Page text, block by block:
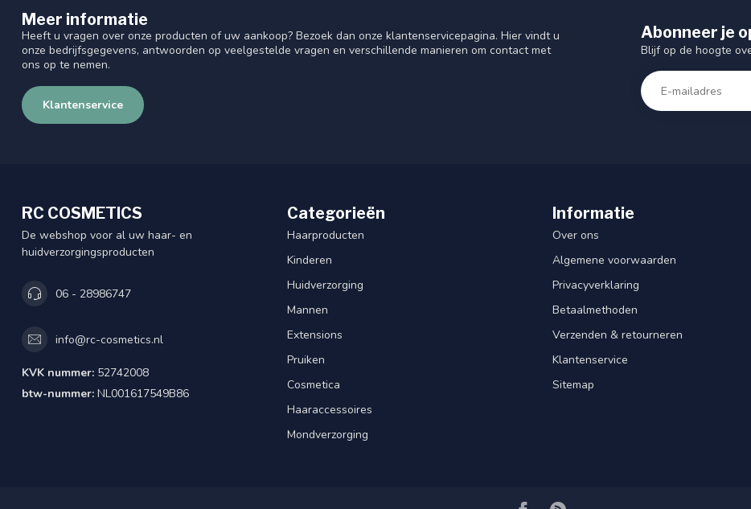
Meer informatie
Heeft u vragen over onze producten of uw aankoop? Bezoek dan onze klantenservicepagina. Hier vindt u
onze bedrijfsgegevens, antwoorden op veelgestelde vragen en verschillende manieren om contact met
ons op te nemen.
Klantenservice
Abonneer je
Blijf op de hoogte
RC COSMETICS
De webshop voor al uw haar- en
huidverzorgingsproducten
06 - 28986747
info@rc-cosmetics.nl
KVK nummer: 52742008
btw-nummer: NL001617549B86
Categorieën
Haarproducten
Kinderen
Huidverzorging
Mannen
Extensions
Pruiken
Cosmetica
Haaraccessoires
Mondverzorging
Informatie
Over ons
Algemene voorwaarden
Privacyverklaring
Betaalmethoden
Verzenden & retourneren
Klantenservice
Sitemap